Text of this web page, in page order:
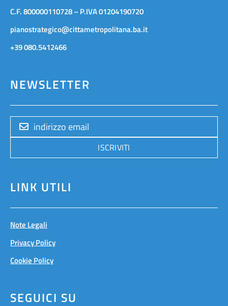
C.F. 800000110728 – P.IVA 01204190720
pianostrategico@cittametropolitana.ba.it
+39 080.5412466
NEWSLETTER
ISCRIVITI
LINK UTILI
Note Legali
Privacy Policy
Cookie Policy
SEGUICI SU